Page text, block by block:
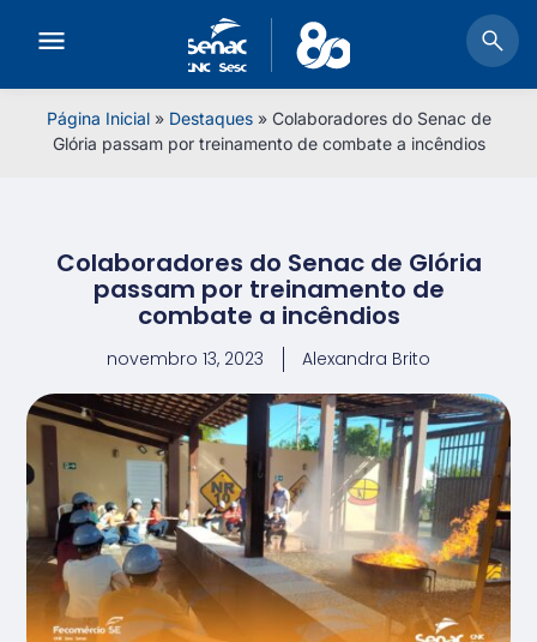
Página Inicial» Destaques» Colaboradores do Senac de
Glória passam por treinamento de combate a incêndios
Colaboradores do Senac de Glória
passam por treinamento de
combate a incêndios
novembro 13, 2023 Alexandra Brito